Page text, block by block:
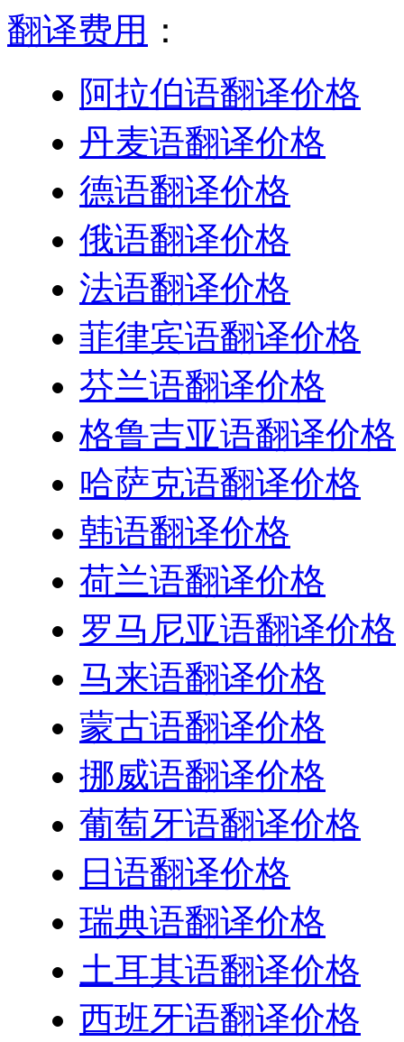
翻译费用 ：
阿拉伯语翻译价格
丹麦语翻译价格
德语翻译价格
俄语翻译价格
法语翻译价格
菲律宾语翻译价格
芬兰语翻译价格
格鲁吉亚语翻译价格
哈萨克语翻译价格
韩语翻译价格
荷兰语翻译价格
罗马尼亚语翻译价格
马来语翻译价格
蒙古语翻译价格
挪威语翻译价格
葡萄牙语翻译价格
日语翻译价格
瑞典语翻译价格
土耳其语翻译价格
西班牙语翻译价格